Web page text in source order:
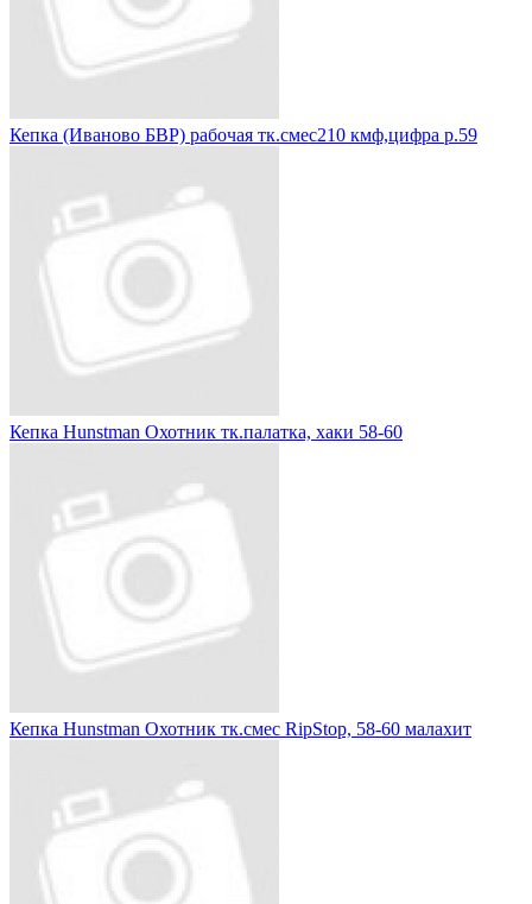
Кепка (Иваново БВР) рабочая тк.смес210 кмф,цифра р.59
Кепка Hunstman Охотник тк.палатка, хаки 58-60
Кепка Hunstman Охотник тк.смес RipStop, 58-60 малахит